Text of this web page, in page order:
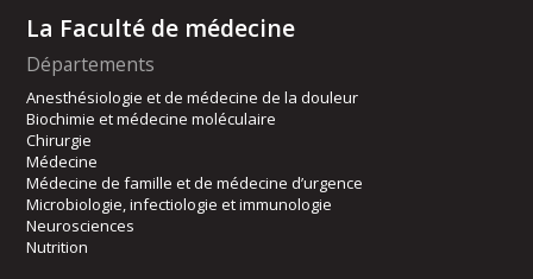
La Faculté de médecine
Départements
Anesthésiologie et de médecine de la douleur
Biochimie et médecine moléculaire
Chirurgie
Médecine
Médecine de famille et de médecine d’urgence
Microbiologie, infectiologie et immunologie
Neurosciences
Nutrition